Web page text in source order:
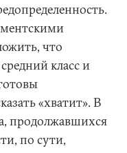
что
класс и
«хватит». В
продолжавшихся
по сути,